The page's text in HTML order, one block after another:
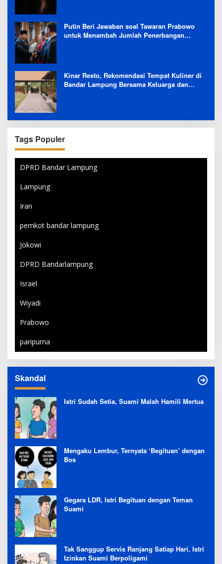
Putin Beri Jawaban soal Tawaran Prabowo
untuk Menambah Jumlah Penerbangan
Kinar Resto, Rekomendasi Tempat Kuliner di
Bandar Lampung Bersama Keluarga dan
Tags Populer
DPRD Bandar Lampung
Lampung
Iran
pemkot bandar lampung
Jokowi
DPRD Bandarlampung
Israel
Wiyadi
Prabowo
paripurna
Skandal
Istri Sudah Setia, Suami Malah Hamili Mertua
Mengaku Lembur, Ternyata ‘Begituan’ dengan
Bos
Gegara LDR, Istri Begituan dengan Teman
Suami
Tak Sanggup Servis Ranjang Satiap Hari, Istri
Izinkan Suami Berpoligami